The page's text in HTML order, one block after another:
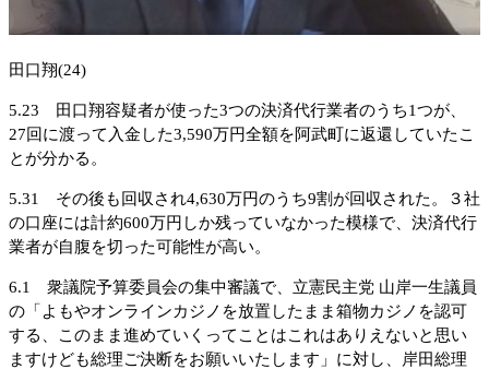
田口翔(24)
5.23 田口翔容疑者が使った3つの決済代行業者のうち1つが、
27回に渡って入金した3,590万円全額を阿武町に返還していたこ
とが分かる。
5.31 その後も回収され4,630万円のうち9割が回収された。３社
の口座には計約600万円しか残っていなかった模様で、決済代行
業者が自腹を切った可能性が高い。
6.1 衆議院予算委員会の集中審議で、立憲民主党 山岸一生議員
の「よもやオンラインカジノを放置したまま箱物カジノを認可
する、このまま進めていくってことはこれはありえないと思い
ますけども総理ご決断をお願いいたします」に対し、岸田総理